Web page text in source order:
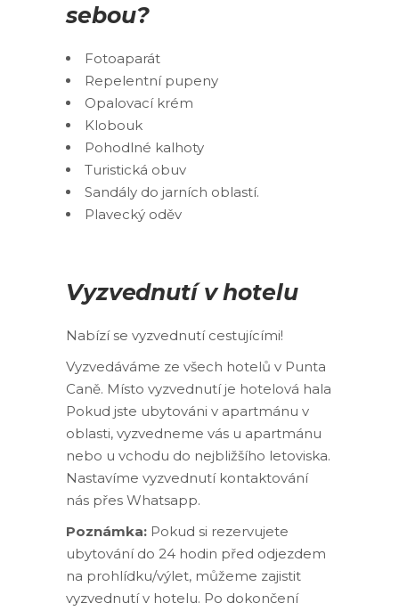
sebou?
Fotoaparát
Repelentní pupeny
Opalovací krém
Klobouk
Pohodlné kalhoty
Turistická obuv
Sandály do jarních oblastí.
Plavecký oděv
Vyzvednutí v hotelu
Nabízí se vyzvednutí cestujícími!
Vyzvedáváme ze všech hotelů v Punta
Caně. Místo vyzvednutí je hotelová hala
Pokud jste ubytováni v apartmánu v
oblasti, vyzvedneme vás u apartmánu
nebo u vchodu do nejbližšího letoviska.
Nastavíme vyzvednutí kontaktování
nás přes Whatsapp.
Poznámka: Pokud si rezervujete
ubytování do 24 hodin před odjezdem
na prohlídku/výlet, můžeme zajistit
vyzvednutí v hotelu. Po dokončení